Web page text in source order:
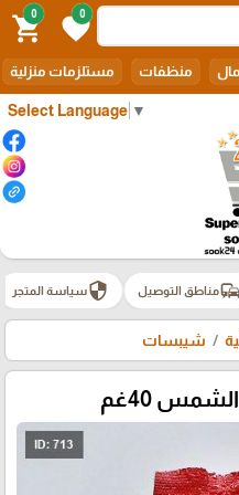
Select Language ▼
0
favorite
0
shopping_cart
منظفات مستلزمات منزلية
commuteمناطق التوصيل securityسياسة المتجر
شيبسات
40غم